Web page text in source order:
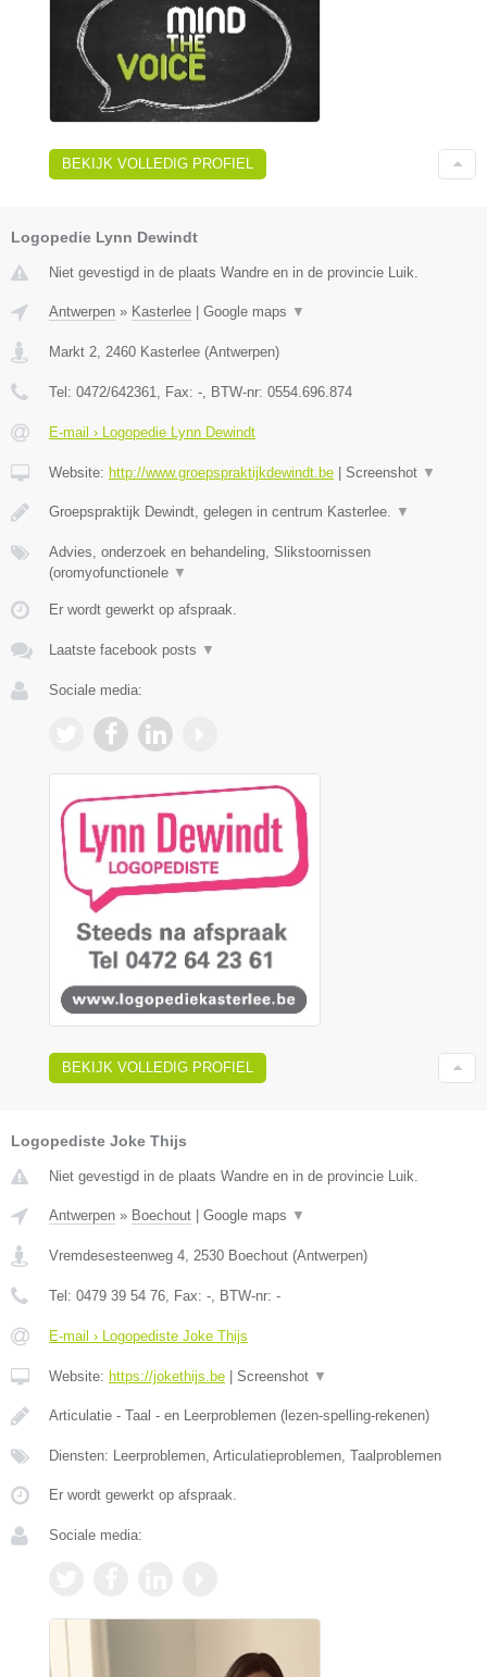
BEKIJK VOLLEDIG PROFIEL
Logopedie Lynn Dewindt
Niet gevestigd in de plaats Wandre en in de provincie Luik.
Antwerpen » Kasterlee Google maps ▼
Markt 2 2460 Kasterlee (Antwerpen)
Tel: 0472/642361 , Fax: - , BTW-nr: 0554.696.874
E-mail › Logopedie Lynn Dewindt
Website: http://www.groepspraktijkdewindt.be Screenshot ▼
Groepspraktijk Dewindt, gelegen in centrum Kasterlee. ▼
Advies, onderzoek en behandeling, Slikstoornissen
(oromyofunctionele ▼
Er wordt gewerkt op afspraak.
Laatste facebook posts ▼
Sociale media:
BEKIJK VOLLEDIG PROFIEL
Logopediste Joke Thijs
Niet gevestigd in de plaats Wandre en in de provincie Luik.
Antwerpen » Boechout Google maps ▼
Vremdesesteenweg 4, 2530 Boechout (Antwerpen)
Tel: 0479 39 54 76, Fax: -, BTW-nr: -
E-mail › Logopediste Joke Thijs
Website: https://jokethijs.be Screenshot ▼
Articulatie - Taal - en Leerproblemen (lezen-spelling-rekenen)
Diensten: Leerproblemen, Articulatieproblemen, Taalproblemen
Er wordt gewerkt op afspraak.
Sociale media: